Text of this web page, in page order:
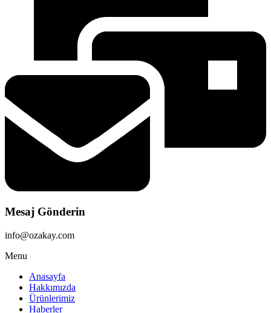
Mesaj Gönderin
info@ozakay.com
Menu
Anasayfa
Hakkımızda
Ürünlerimiz
Haberler